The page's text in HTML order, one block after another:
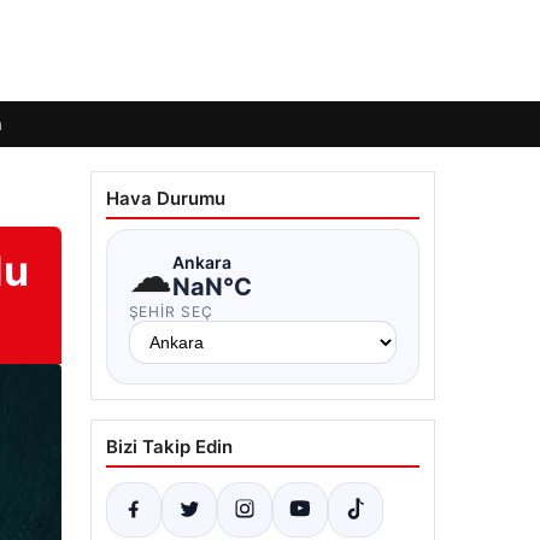
Hava Durumu
☁Ankara
NaN°C
ŞEHIR SEÇ
Bizi Takip Edin